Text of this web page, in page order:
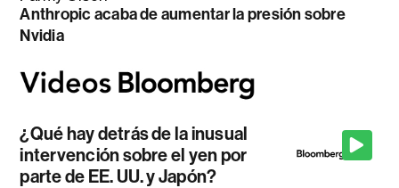
Anthropic acaba de aumentar la presión sobre
Nvidia
¿Qué hay detrás de la inusual
intervención sobre el yen por
parte de EE. UU. y Japón?